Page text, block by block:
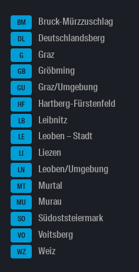
BM Bruck-Mürzzuschlag
DL Deutschlandsberg
G Graz
GB Gröbming
GU Graz/Umgebung
HF Hartberg-Fürstenfeld
LB Leibnitz
LE Leoben – Stadt
LI Liezen
LN Leoben/Umgebung
MT Murtal
MU Murau
SO Südoststeiermark
VO Voitsberg
WZ Weiz